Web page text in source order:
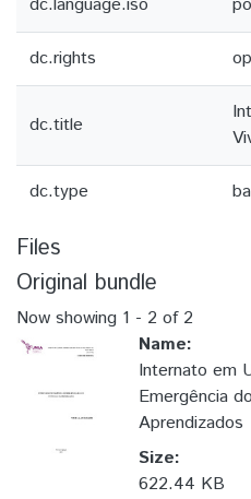
dc.rights
dc.title
dc.type
Files
Original bundle
Now showing 1 - 2 of 2
Name:
Internato em
Emergência
Aprendizados
Size:
622.44 KB